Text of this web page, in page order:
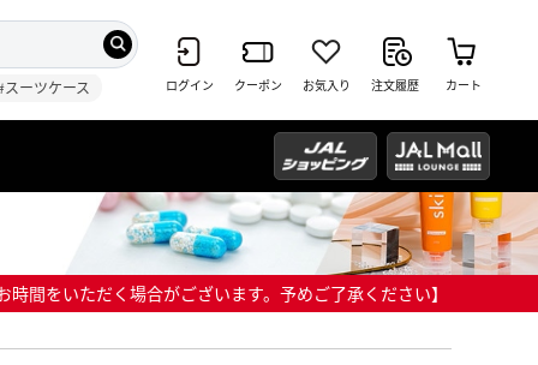
スーツケース ログイン クーポン お気入り 注文履歴 カート
間をいただく場合がございます。予めご了承ください】